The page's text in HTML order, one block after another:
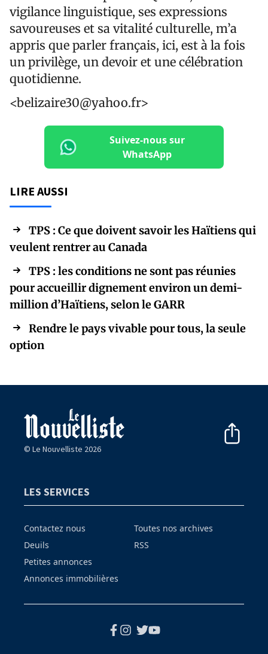
vigilance linguistique, ses expressions
savoureuses et sa vitalité culturelle, m’a
appris que parler français, ici, est à la fois
un privilège, un devoir et une célébration
quotidienne.
<belizaire30@yahoo.fr>
Suivez-nous sur
WhatsApp
LIRE AUSSI
TPS : Ce que doivent savoir les Haïtiens qui
veulent rentrer au Canada
TPS : les conditions ne sont pas réunies
pour accueillir dignement environ un demi-
million d’Haïtiens, selon le GARR
Rendre le pays vivable pour tous, la seule
option
© Le Nouvelliste 2026
LES SERVICES
Contactez nous
Deuils
Petites annonces
Annonces immobilières
Toutes nos archives
RSS